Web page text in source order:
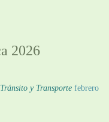
2026
y Transporte febrero